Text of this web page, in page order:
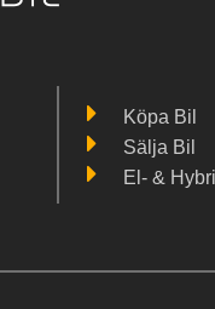
Köpa Bil
Sälja Bil
El- &